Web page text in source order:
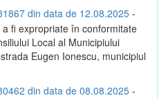
din data de 12.08.2025 -
fi expropriate în conformitate
Local al Municipiului
Eugen Ionescu, municipiul
din data de 08.08.2025 -